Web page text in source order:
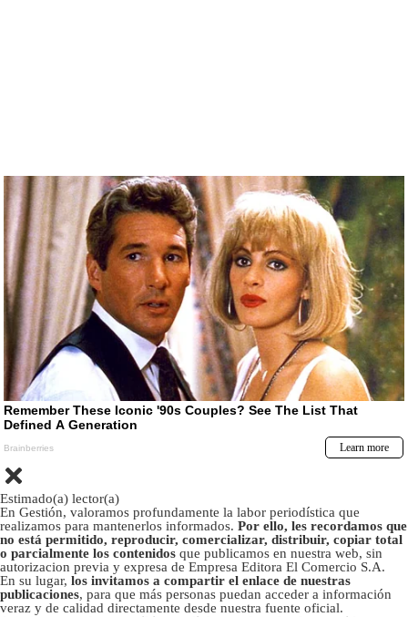
Estimado(a) lector(a)
En Gestión, valoramos profundamente la labor periodística que
realizamos para mantenerlos informados. Por ello, les recordamos que
no está permitido, reproducir, comercializar, distribuir, copiar total
o parcialmente los contenidos que publicamos en nuestra web, sin
autorizacion previa y expresa de Empresa Editora El Comercio S.A.
En su lugar, los invitamos a compartir el enlace de nuestras
publicaciones, para que más personas puedan acceder a información
veraz y de calidad directamente desde nuestra fuente oficial.